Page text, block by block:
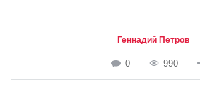
Геннадий Петров
0 990